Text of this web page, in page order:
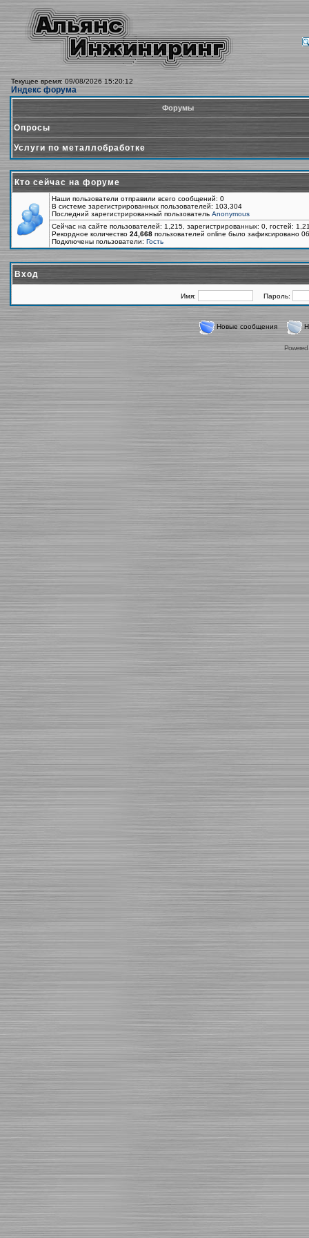
Текущее время: 09/08/2026 15:20:12
Индекс форума
Форумы
Опросы
Услуги по металлобработке
Кто сейчас на форуме
Наши пользователи отправили всего сообщений: 0
В системе зарегистрированных пользователей: 103,304
Последний зарегистрированный пользователь Anonymous
Сейчас на сайте пользователей: 1,215, зарегистрированных: 0, гостей:
Рекордное количество 24,668 пользователей online было зафиксировано
Подключены пользователи: Гость
Вход
Имя: Пароль:
Новые сообщения